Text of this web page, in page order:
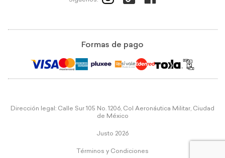
Formas de pago
Dirección legal: Calle Sur 105 No. 1206, Col Aeronáutica Militar, Ciudad
de México
Justo 2026
Términos y Condiciones